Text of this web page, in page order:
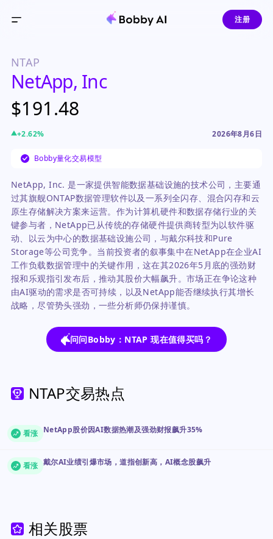
注册
NTAP
NetApp, Inc
$191.48
+2.62% 2026年8月6日
Bobby量化交易模型
NetApp, Inc. 是一家提供智能数据基础设施的技术公司，主要通
过其旗舰ONTAP数据管理软件以及一系列全闪存、混合闪存和云
原生存储解决方案来运营。作为计算机硬件和数据存储行业的关
键参与者，NetApp已从传统的存储硬件提供商转型为以软件驱
动、以云为中心的数据基础设施公司，与戴尔科技和Pure
Storage等公司竞争。当前投资者的叙事集中在NetApp在企业AI
工作负载数据管理中的关键作用，这在其2026年5月底的强劲财
报和乐观指引发布后，推动其股价大幅飙升。市场正在争论这种
由AI驱动的需求是否可持续，以及NetApp能否继续执行其增长
战略，尽管势头强劲，一些分析师仍保持谨慎。
问问Bobby：NTAP 现在值得买吗？
NTAP交易热点
看涨 NetApp股价因AI数据热潮及强劲财报飙升35%
看涨 戴尔AI业绩引爆市场，道指创新高，AI概念股飙升
相关股票